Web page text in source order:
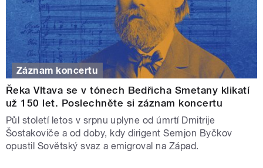
Záznam koncertu
Řeka Vltava se v tónech Bedřicha Smetany klikatí
už 150 let. Poslechněte si záznam koncertu
Půl století letos v srpnu uplyne od úmrtí Dmitrije
Šostakoviče a od doby, kdy dirigent Semjon Byčkov
opustil Sovětský svaz a emigroval na Západ.